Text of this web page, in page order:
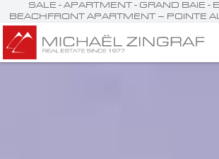
SALE - APARTMENT - GRAND BAIE -
BEACHFRONT APARTMENT – POINTE